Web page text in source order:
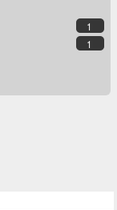
1
1